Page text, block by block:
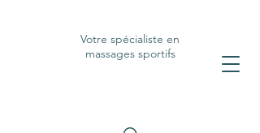
Votre spécialiste en
massages sportifs